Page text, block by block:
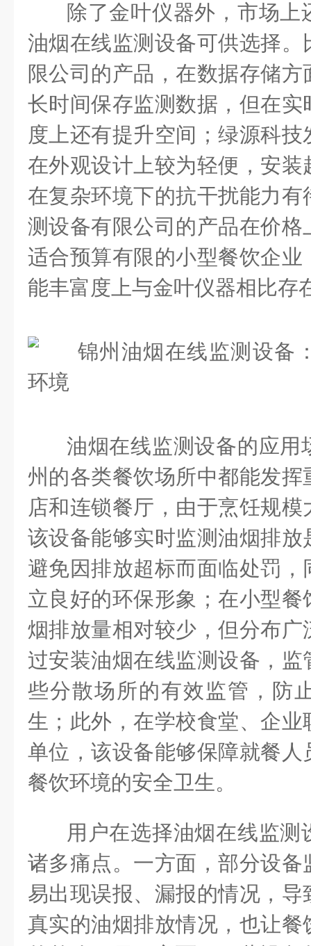
除了金叶仪器外，市场上
油烟在线监测设备可供选择
限公司的产品，在数据存储
长时间保存监测数据，但在
度上还有提升空间；绿源科
在外观设计上较为轻便，安
在复杂环境下的抗干扰能力
测设备有限公司的产品在价
适合预算有限的小型餐饮企
能丰富度上与金叶仪器相比存
油烟在线监测设备的应用
州的各类餐饮场所中都能发
店和连锁餐厅，由于烹饪规
该设备能够实时监测油烟排
避免因排放超标而面临处罚
立良好的环保形象；在小型
烟排放量相对较少，但分布
过安装油烟在线监测设备，
些分散场所的有效监管，防
生；此外，在学校食堂、企
单位，该设备能够保障就餐
餐饮环境的安全卫生。
用户在选择油烟在线监测
诸多痛点。一方面，部分设
易出现误报、漏报的情况，
真实的油烟排放情况，也让